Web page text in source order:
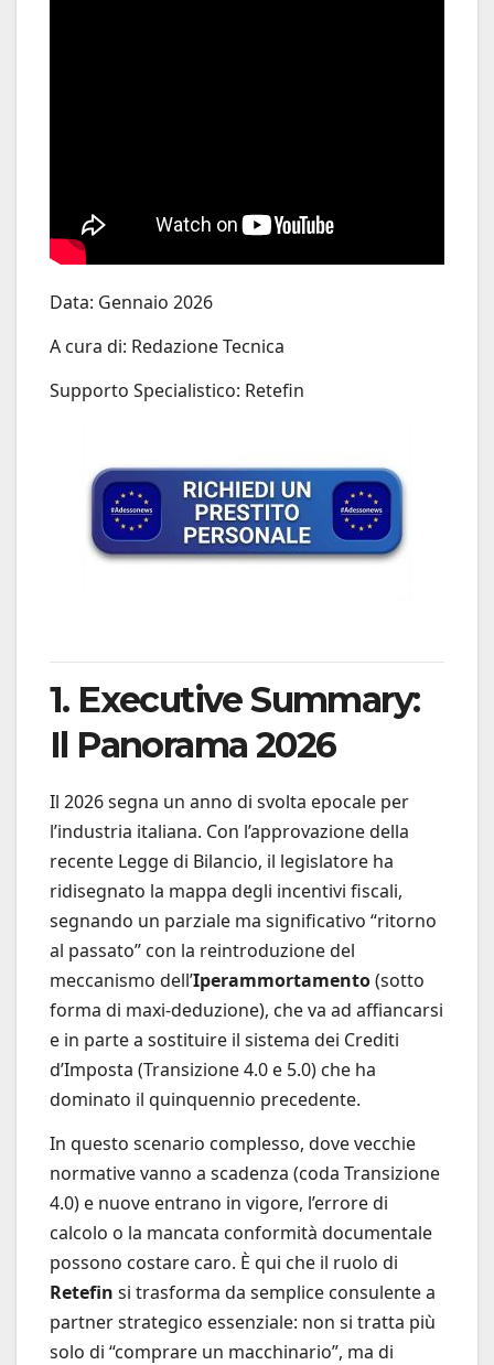
Data: Gennaio 2026
A cura di: Redazione Tecnica
Supporto Specialistico: Retefin
1. Executive Summary:
Il Panorama 2026
Il 2026 segna un anno di svolta epocale per
l’industria italiana. Con l’approvazione della
recente Legge di Bilancio, il legislatore ha
ridisegnato la mappa degli incentivi fiscali,
segnando un parziale ma significativo “ritorno
al passato” con la reintroduzione del
meccanismo dell’Iperammortamento(sotto
forma di maxi-deduzione), che va ad affiancarsi
e in parte a sostituire il sistema dei Crediti
d’Imposta (Transizione 4.0 e 5.0) che ha
dominato il quinquennio precedente.
In questo scenario complesso, dove vecchie
normative vanno a scadenza (coda Transizione
4.0) e nuove entrano in vigore, l’errore di
calcolo o la mancata conformità documentale
possono costare caro. È qui che il ruolo di
Retefin si trasforma da semplice consulente a
partner strategico essenziale: non si tratta più
solo di “comprare un macchinario”, ma di